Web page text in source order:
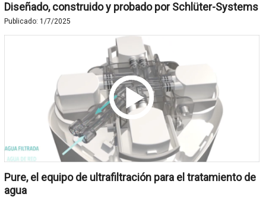
Diseñado, construido y probado por Schlüter-Systems
Publicado: 1/7/2025
Pure, el equipo de ultrafiltración para el tratamiento de
agua